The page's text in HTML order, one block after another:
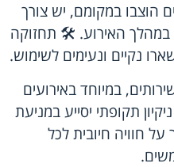
הוצבו במקומם, יש צורך
במהלך האירוע. 🛠️ תחזוקה
נקיים ונעימים לשימוש.
במיוחד באירועים
תקופתי יסייע במניעת
על חוויה חיובית לכל